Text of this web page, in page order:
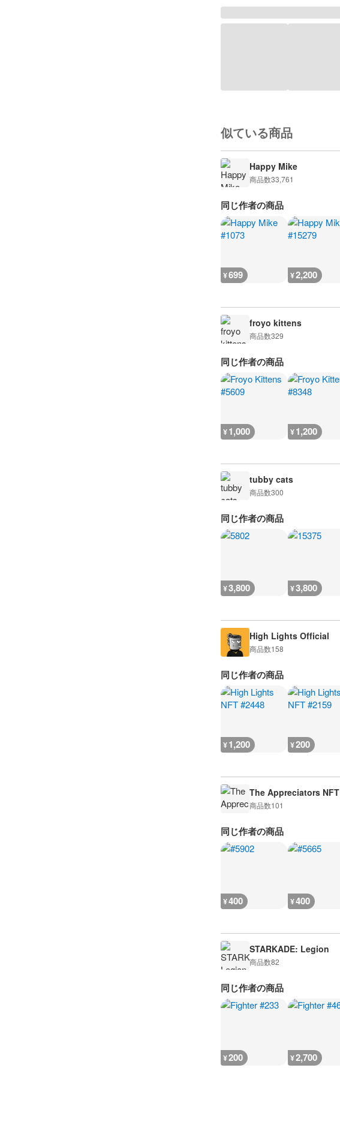
似ている商品
Happy Mike
商品数33,761
同じ作者の商品
¥699 ¥2,200
froyo kittens
商品数329
同じ作者の商品
¥1,000 ¥1,200
tubby cats
商品数300
同じ作者の商品
¥3,800 ¥3,800
High Lights Official
商品数158
同じ作者の商品
¥1,200 ¥200
The Appreciators NFT
商品数101
同じ作者の商品
¥400 ¥400
STARKADE: Legion
商品数82
同じ作者の商品
¥200 ¥2,700